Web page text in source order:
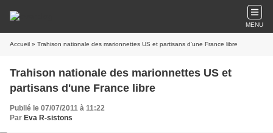
MENU
Accueil » Trahison nationale des marionnettes US et partisans d'une France libre
Trahison nationale des marionnettes US et
partisans d'une France libre
Publié le 07/07/2011 à 11:22
Par Eva R-sistons